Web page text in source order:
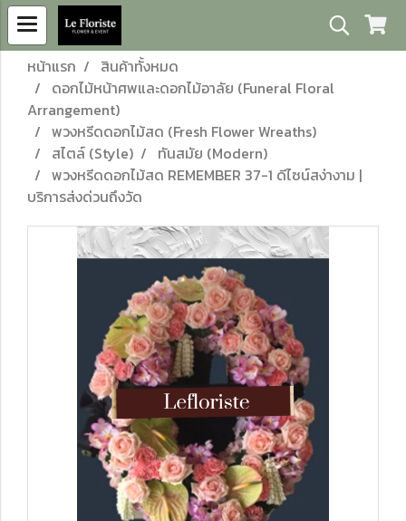
หน้าแรก
สินค้าทั้งหมด
ดอกไม้หน้าศพและดอกไม้อาลัย (Funeral Floral
Arrangement)
พวงหรีดดอกไม้สด (Fresh Flower Wreaths)
สไตล์ (Style)
ทันสมัย (Modern)
พวงหรีดดอกไม้สด REMEMBER 37-1 ดีไซน์สง่างาม |
บริการส่งด่วนถึงวัด